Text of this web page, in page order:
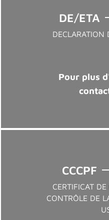
DE/ETA
DECLARATION
Pour plus
CCCPF
CERTIFICAT
CONTRÔLE DE